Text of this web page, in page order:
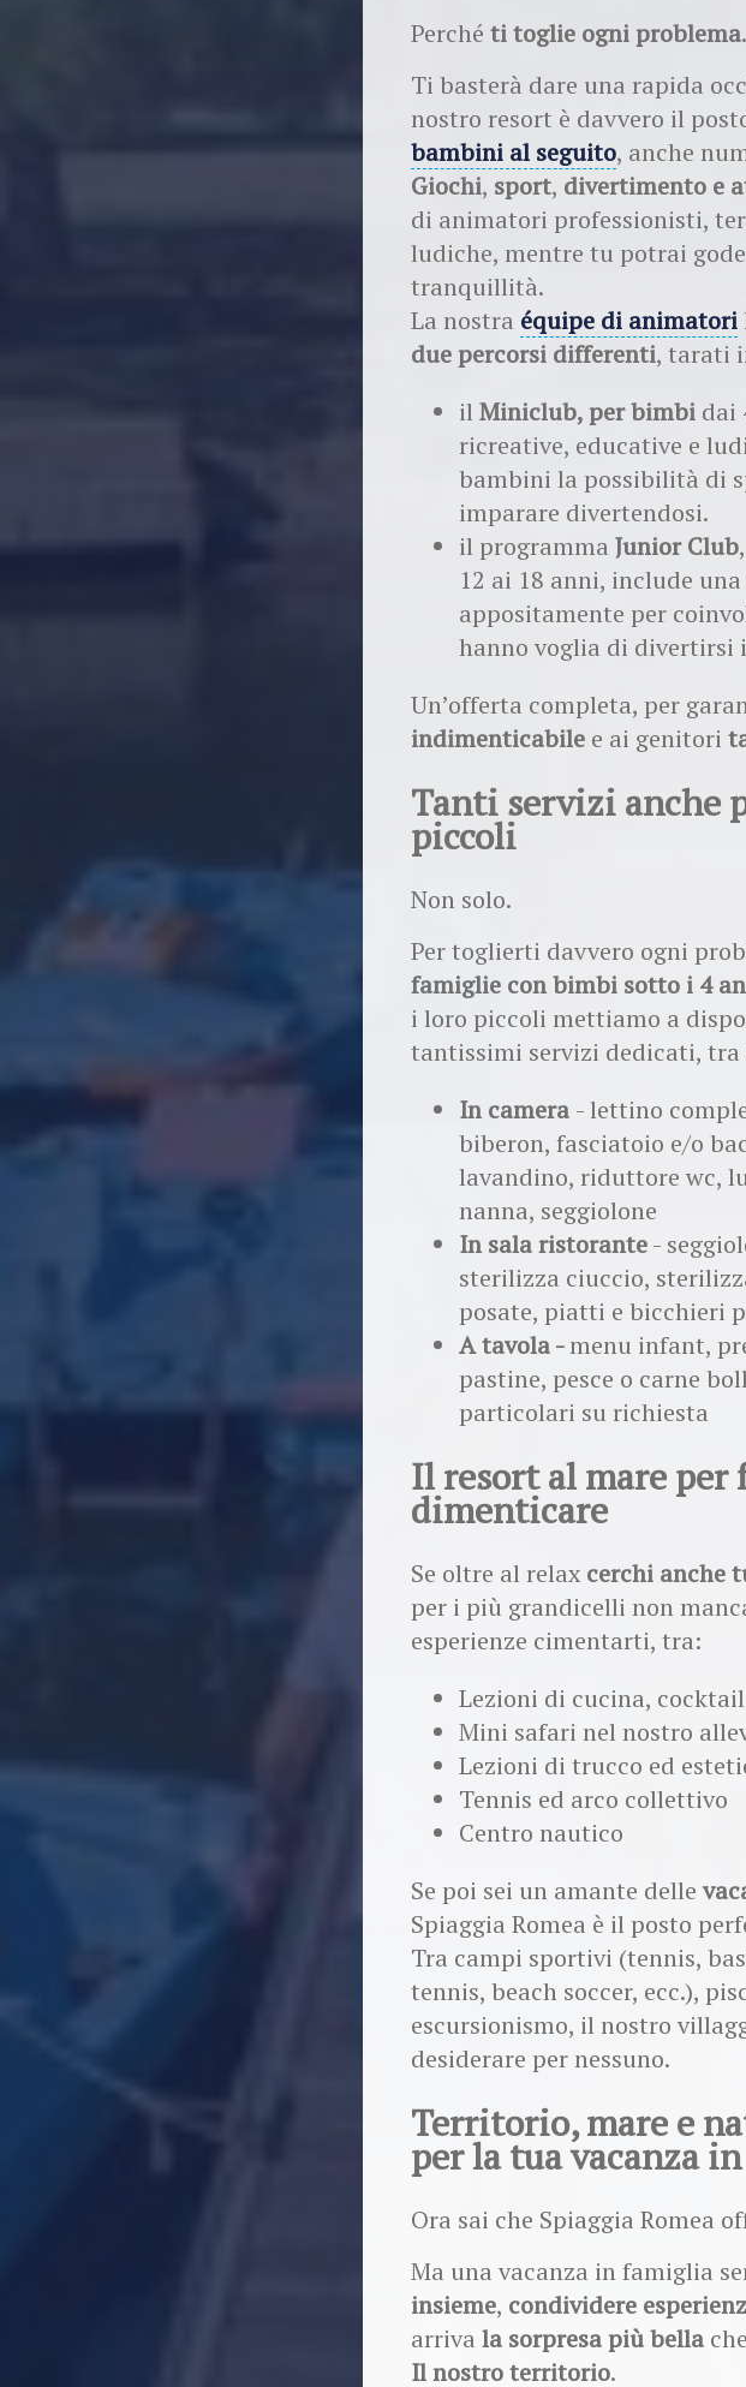
Perché ti toglie ogni problema.
Ti basterà dare una rapida
nostro resort è davvero il
bambini al seguito, anche
Giochi, sport, divertimento e
di animatori professionisti,
ludiche, mentre tu potrai
tranquillità.
La nostra équipe di animatori
due percorsi differenti, tarati
il Miniclub, per bimbi dai
ricreative, educative e
bambini la possibilità di
imparare divertendosi.
il programma Junior Club
12 ai 18 anni, include
appositamente per
hanno voglia di divertirsi
Un’offerta completa, per
indimenticabile e ai genitori
Tanti servizi anche
piccoli
Non solo.
Per toglierti davvero ogni
famiglie con bimbi sotto i 4
i loro piccoli mettiamo a
tantissimi servizi dedicati, tra
In camera - lettino
biberon, fasciatoio e/o
lavandino, riduttore wc,
nanna, seggiolone
In sala ristorante-
sterilizza ciuccio,
posate, piatti e bicchieri
A tavola -menu infant,
pastine, pesce o carne
particolari su richiesta
Il resort al mare
dimenticare
Se oltre al relax cerchi anche
per i più grandicelli non
esperienze cimentarti, tra:
Lezioni di cucina,
Mini safari nel nostro
Lezioni di trucco ed
Tennis ed arco collettivo
Centro nautico
Se poi sei un amante delle
Spiaggia Romea è il posto
Tra campi sportivi (tennis,
tennis, beach soccer, ecc.),
escursionismo, il nostro
desiderare per nessuno.
Territorio, mare e
per la tua vacanza
Ora sai che Spiaggia Romea
Ma una vacanza in famiglia
insieme, condividere
arriva la sorpresa più bella
Il nostro territorio.